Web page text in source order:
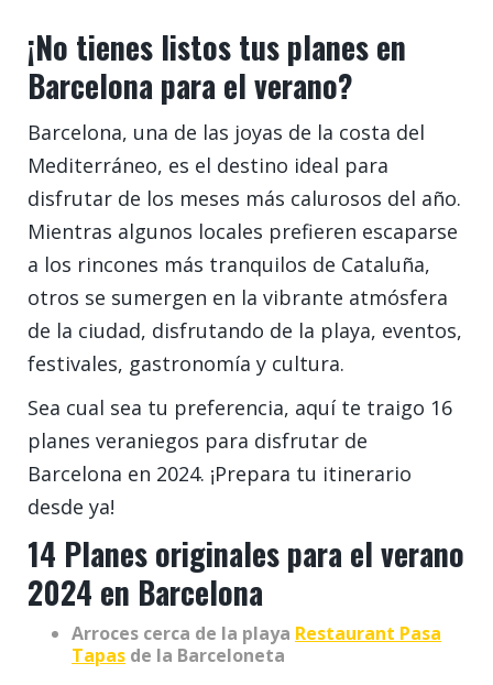
¡No tienes listos tus planes en
Barcelona para el verano?
Barcelona, una de las joyas de la costa del
Mediterráneo, es el destino ideal para
disfrutar de los meses más calurosos del año.
Mientras algunos locales prefieren escaparse
a los rincones más tranquilos de Cataluña,
otros se sumergen en la vibrante atmósfera
de la ciudad, disfrutando de la playa, eventos,
festivales, gastronomía y cultura.
Sea cual sea tu preferencia, aquí te traigo 16
planes veraniegos para disfrutar de
Barcelona en 2024. ¡Prepara tu itinerario
desde ya!
14 Planes originales para el verano
2024 en Barcelona
Arroces cerca de la playa Restaurant Pasa
Tapas de la Barceloneta